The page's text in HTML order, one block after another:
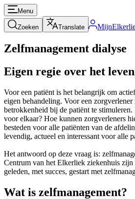
Menu
Zoeken Translate
Zelfmanagement dialyse
Eigen regie over het leven
Voor een patiënt is het belangrijk om
eigen behandeling. Voor een
betrokkenheid bij de patiënt te
voor elkaar? Hoe kunnen zorgverleners
besteden voor alle patiënten van de
levendig, actueel en interessant voor alle
Het antwoord op deze vraag is:
Centrum van het Elkerliek ziekenhuis zijn
geleden, met succes, gestart met
Wat is zelfmanagement?